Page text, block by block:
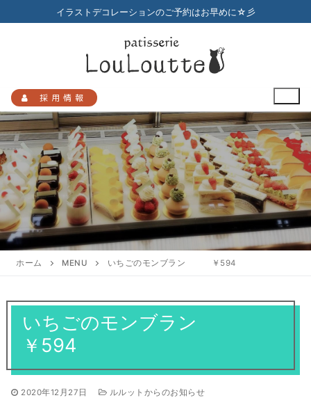
ン
ス
キ
ッ
プ
イラストデコレーションのご予約はお早めに☆彡
採用情報
検
索:
HOME
焼き菓子
アントルメ
季節限定商品
営業日
全てのお知らせ
採用情報
プリントクッキーのご予約について
ギフト
ホーム MENU いちごのモンブラン ￥594
いちごのモンブラン
￥594
2020年12月27日 ルルットからのお知らせ